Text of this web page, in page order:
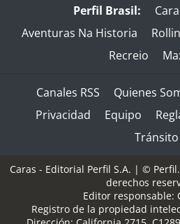
Perfil Brasil:
Aventuras Na Historia
Recreio
Canales RSS Quienes
Privacidad
Equipo
Tránsito
Caras - Editorial Perfil S.A. | ©
derechos
Editor responsable:
Registro de la propiedad